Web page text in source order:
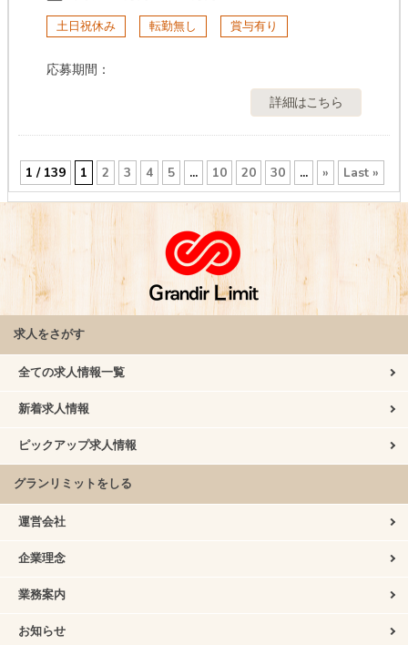
土日祝休み 転勤無し 賞与有り
応募期間：
詳細はこちら
1 / 139 1 2 3 4 5 ... 10 20 30 ... » Last »
求人をさがす
全ての求人情報一覧
新着求人情報
ピックアップ求人情報
グランリミットをしる
運営会社
企業理念
業務案内
お知らせ